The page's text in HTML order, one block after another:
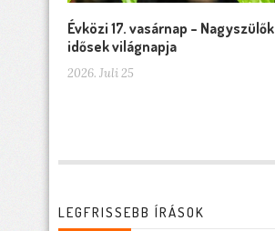
Évközi 17. vasárnap –
idősek világnapja
2026. Juli 25
LEGFRISSEBB ÍRÁSOK